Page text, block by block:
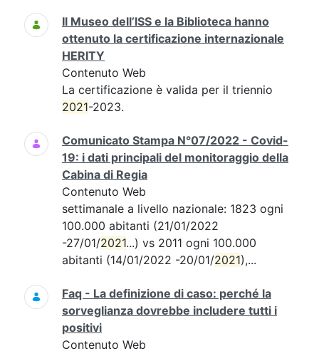
Il Museo dell’ISS e la Biblioteca hanno
ottenuto la certificazione internazionale
HERITY
Contenuto Web
La certificazione è valida per il triennio
2021-2023.
Comunicato Stampa N°07/2022 - Covid-
19: i dati principali del monitoraggio della
Cabina di Regia
Contenuto Web
settimanale a livello nazionale: 1823 ogni
100.000 abitanti (21/01/2022
-27/01/2021...) vs 2011 ogni 100.000
abitanti (14/01/2022 -20/01/2021),...
Faq - La definizione di caso: perché la
sorveglianza dovrebbe includere tutti i
positivi
Contenuto Web